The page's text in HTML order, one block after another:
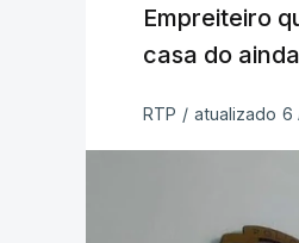
Empreiteiro
casa do
RTP / atualizado 6